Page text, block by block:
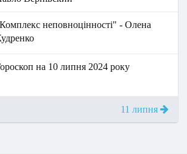
неповноцінності" - Олена
на 10 липня 2024 року
11 липня